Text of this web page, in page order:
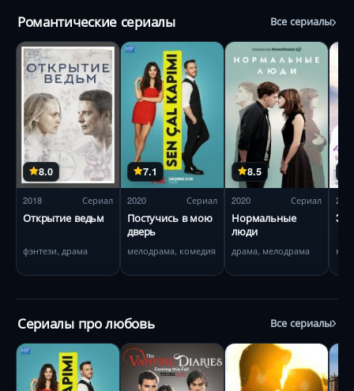
Романтические сериалы Все сериалы
8.0
2018 Сериал
Открытие ведьм
фэнтези, драма
7.1
2020 Сериал
Постучись в мою
дверь
мелодрама, комедия
8.5
2020 Сериал
Нормальные
люди
драма, мелодрама
2018
30,
Сериалы про любовь Все сериалы